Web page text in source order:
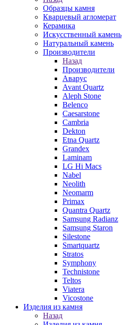
Образцы камня
Кварцевый агломерат
Керамика
Искусственный камень
Натуральный камень
Производители
Назад
Производители
Аварус
Avant Quartz
Aleph Stone
Belenco
Caesarstone
Cambria
Dekton
Etna Quartz
Grandex
Laminam
LG Hi Macs
Nabel
Neolith
Neomarm
Primax
Quantra Quartz
Samsung Radianz
Samsung Staron
Silestone
Smartquartz
Stratos
Symphony
Technistone
Teltos
Viatera
Vicostone
Изделия из камня
Назад